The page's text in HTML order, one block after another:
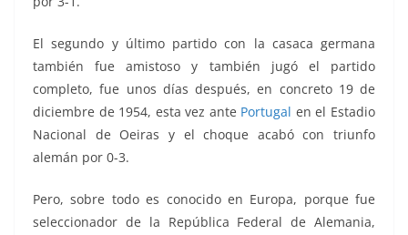
El segundo y último partido con la casaca germana
también fue amistoso y también jugó el partido
completo, fue unos días después, en concreto 19 de
diciembre de 1954, esta vez ante Portugal en el Estadio
Nacional de Oeiras y el choque acabó con triunfo
alemán por 0-3.
Pero, sobre todo es conocido en Europa, porque fue
seleccionador de la República Federal de Alemania,